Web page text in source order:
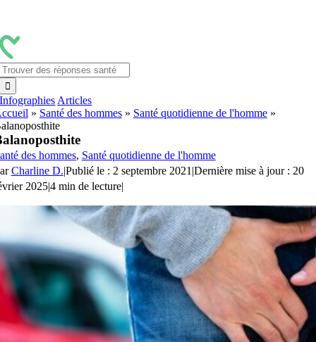
contenu
Infographies Articles
» Santé des hommes» Santé quotidienne de l'homme»
des hommes, Santé quotidienne de l'homme
Charline D.|Publié le : 2 septembre 2021 |Dernière mise à jour : 20
2025|4 min de lecture|